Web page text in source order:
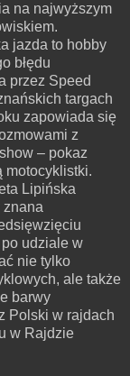
na najwyższym
jazda to hobby
błędu
przez Speed
targach
zapowiada się
z
– pokaz
motocyklistki.
Lipińska
znana
udziale w
nie tylko
ale także
barwy
Polski w rajdach
w Rajdzie